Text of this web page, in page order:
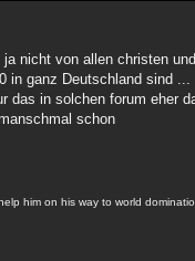
nicht von allen christen
in ganz Deutschland sind
das in solchen forum eher
schon
him on his way to world